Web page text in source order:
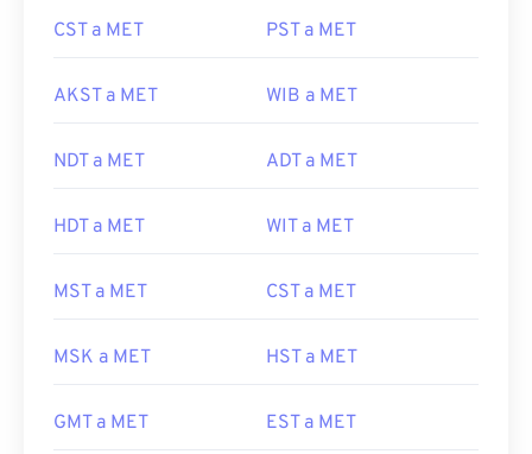
CST a MET PST a MET
AKST a MET WIB a MET
NDT a MET ADT a MET
HDT a MET WIT a MET
MST a MET CST a MET
MSK a MET HST a MET
GMT a MET EST a MET